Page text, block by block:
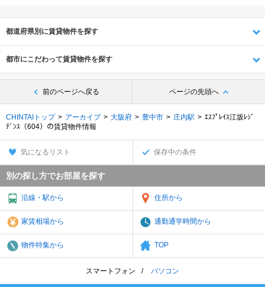
都道府県別に賃貸物件を探す
都市にこだわって賃貸物件を探す
前のページへ戻る ページの先頭へ
CHINTAIトップ アーカイブ 大阪府 豊中市 庄内駅
ｴｽﾌﾟﾚｲｽ江坂ﾚｼﾞ
ﾃﾞﾝｽ（604）の賃貸物件情報
気になるリスト 保存中の条件
別の探し方でお部屋を探す
沿線・駅から 住所から
家賃相場から 通勤通学時間から
物件特集から TOP
スマートフォン パソコン